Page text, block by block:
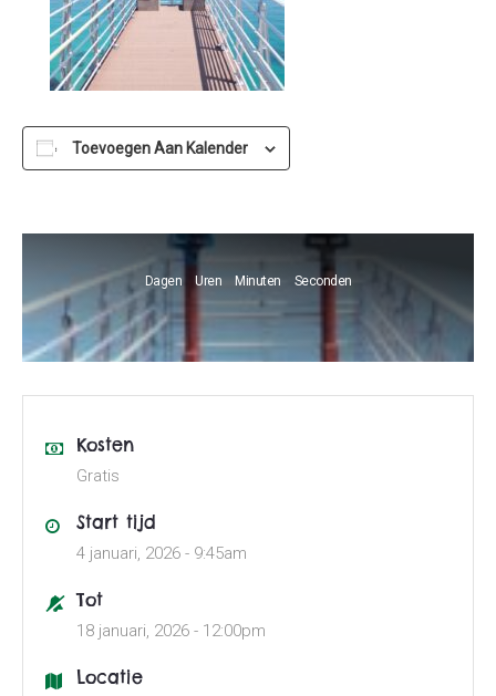
Toevoegen Aan Kalender
Dagen Uren Minuten Seconden
Kosten
Gratis
Start tijd
4 januari, 2026 - 9:45am
Tot
18 januari, 2026 - 12:00pm
Locatie